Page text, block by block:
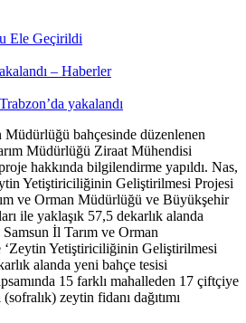
Ele Geçirildi
– Haberler
yakalandı
bahçesinde düzenlenen
Müdürlüğü Ziraat Mühendisi
hakkında bilgilendirme yapıldı. Nas,
Yetiştiriciliğinin Geliştirilmesi Projesi
ve Orman Müdürlüğü ve Büyükşehir
ile yaklaşık 57,5 dekarlık alanda
İl Tarım ve Orman
‘Zeytin Yetiştiriciliğinin Geliştirilmesi
alanda yeni bahçe tesisi
15 farklı mahalleden 17 çiftçiye
zeytin fidanı dağıtımı